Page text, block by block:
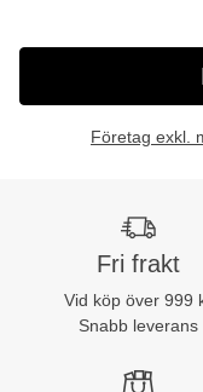
Företag exkl.
Fri frakt
Vid köp över 999
Snabb leverans